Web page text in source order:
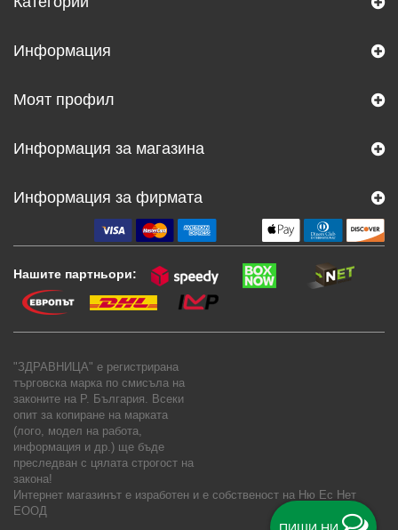
Информация
Моят профил
Информация за магазина
Информация за фирмата
Нашите партньори:
"ЗДРАВНИЦА" е регистрирана
търговска марка по смисъла на
законите на Р. България. Всеки
опит за копиране на марката
(лого, модел на работа,
информация и др.) ще бъде
преследван с цялата строгост на
закона!
Интернет магазинът е изработен и е собственост на Ню Ес Нет
ЕООД